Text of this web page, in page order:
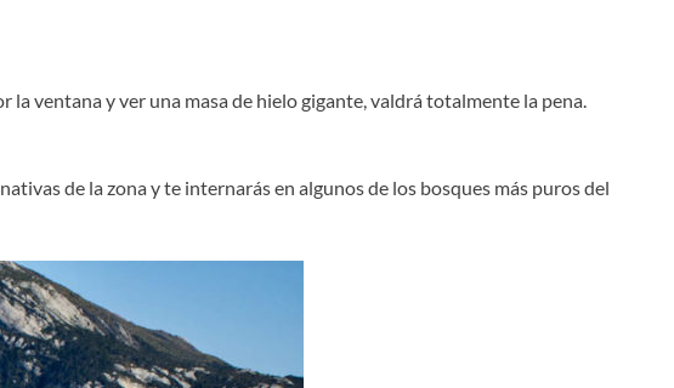
ventana y ver una masa de hielo gigante, valdrá totalmente la pena.
de la zona y te internarás en algunos de los bosques más puros del